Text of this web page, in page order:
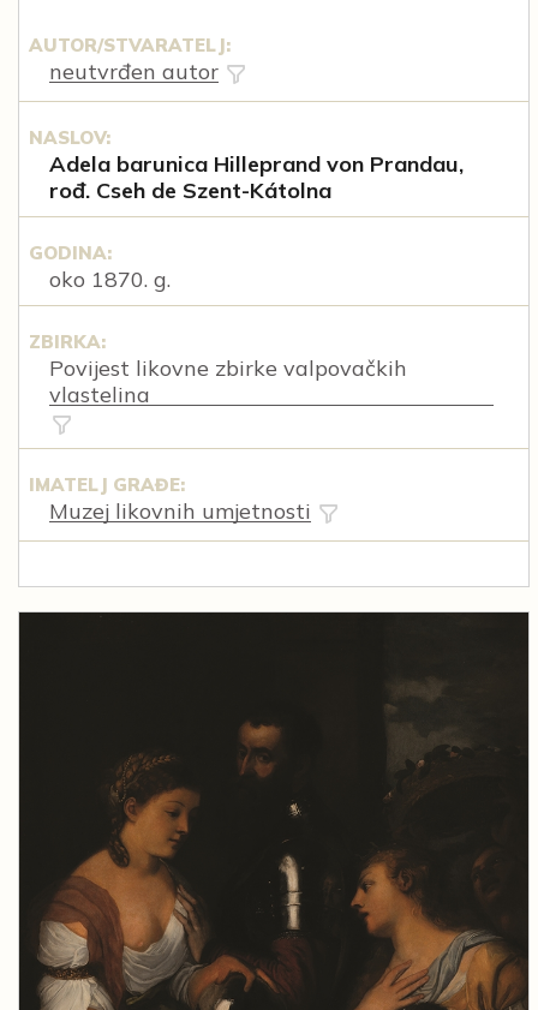
AUTOR/STVARATELJ:
neutvrđen autor
NASLOV:
Adela barunica Hilleprand von Prandau,
rođ. Cseh de Szent-Kátolna
GODINA:
oko 1870. g.
ZBIRKA:
Povijest likovne zbirke valpovačkih
vlastelina
IMATELJ GRAĐE:
Muzej likovnih umjetnosti